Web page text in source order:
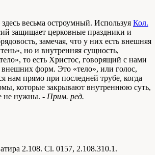
весьма остроумный. Используя Кол.
защищает церковные праздники и
замечая, что у них есть внешняя
но и внутренняя сущность,
то есть Христос, говорящий с нами
внешних форм. Это «тело», или голос,
нам прямо при последней трубе, когда
которые закрывают внутреннюю суть,
не нужны. - Прим. ред.
2.108. Сl. 0157, 2.108.310.1.